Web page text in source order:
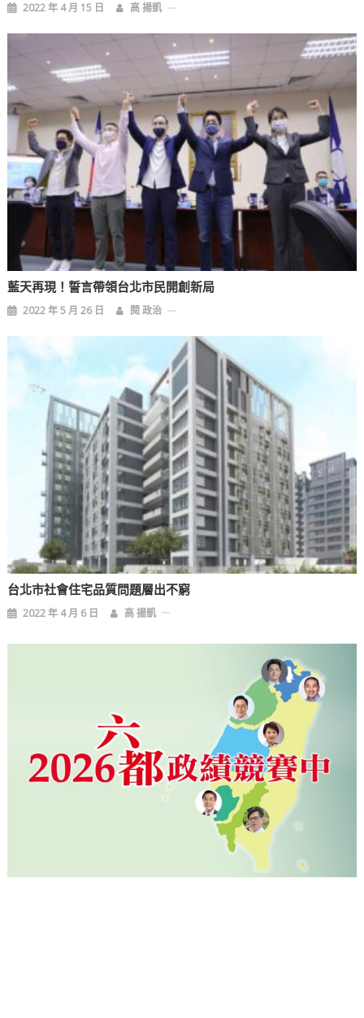
2022 年 4 月 15 日 高 揚凱
藍天再現！誓言帶領台北市民開創新局
2022 年 5 月 26 日 閱 政治
台北市社會住宅品質問題層出不窮
2022 年 4 月 6 日 高 揚凱